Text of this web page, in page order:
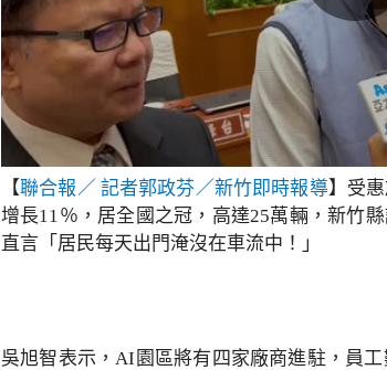
【聯合報／ 記者郭政芬／新竹即時報導】受惠
增長11％，居全國之冠，高達25萬輛，新竹
直言「居民每天出門淹沒在車流中！」
吳旭智表示，AI園區將有四家廠商進駐，員